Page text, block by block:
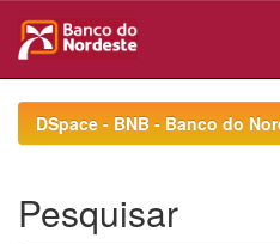
navigationDSpace - BNB - Banco do
Pesquisar